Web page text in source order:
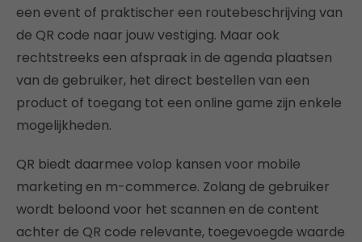
een event of praktischer een routebeschrijving van
de QR code naar jouw vestiging. Maar ook
rechtstreeks een afspraak in de agenda plaatsen
van de gebruiker, het direct bestellen van een
product of toegang tot een online game zijn enkele
mogelijkheden.
QR biedt daarmee volop kansen voor mobile
marketing en m-commerce. Zolang de gebruiker
wordt beloond voor het scannen en de content
achter de QR code relevante, toegevoegde waarde